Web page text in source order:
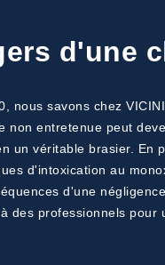
d'une
nous savons chez
non entretenue peut
un véritable brasier. En
d'intoxication au
d'une
des professionnels